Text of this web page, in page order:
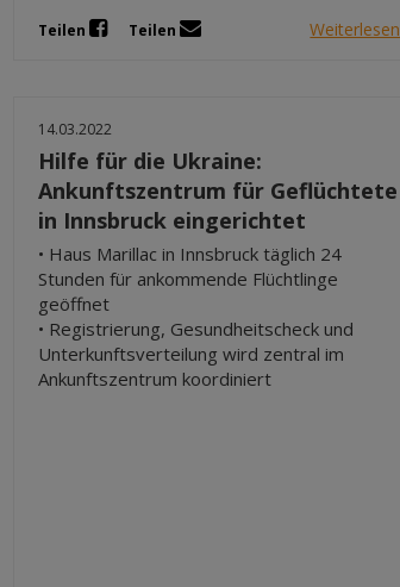
Teilen Teilen Weiterlesen
14.03.2022
Hilfe für die Ukraine:
Ankunftszentrum für Geflüchtete
in Innsbruck eingerichtet
• Haus Marillac in Innsbruck täglich 24
Stunden für ankommende Flüchtlinge
geöffnet
• Registrierung, Gesundheitscheck und
Unterkunftsverteilung wird zentral im
Ankunftszentrum koordiniert